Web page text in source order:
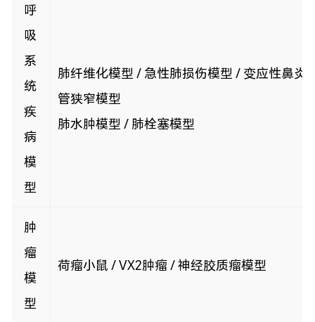
呼
吸
系
统
疾
病
模
型
肺纤维化模型 / 急性肺损伤模型 / 变应性鼻炎
管狭窄模型
肺水肿模型 / 肺栓塞模型
肿
瘤
模
型
荷瘤小鼠 / VX2肿瘤 / 神经胶质瘤模型